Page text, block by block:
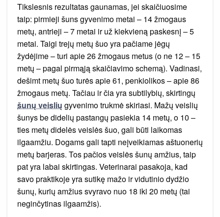
Tikslesnis rezultatas gaunamas, jei skaičiuosime
taip: pirmieji šuns gyvenimo metai – 14 žmogaus
metų, antrieji – 7 metai ir už kiekvieną paskesnį – 5
metai. Taigi trejų metų šuo yra pačiame jėgų
žydėjime – turi apie 26 žmogaus metus (o ne 12 – 15
metų – pagal pirmąją skaičiavimo schemą). Vadinasi,
dešimt metų šuo turės apie 61, penkiolikos – apie 86
žmogaus metų. Tačiau ir čia yra subtilybių, skirtingų
šunų veislių gyvenimo trukmė skiriasi. Mažų veislių
šunys be didelių pastangų pasiekia 14 metų, o 10 –
ties metų didelės veislės šuo, gali būti laikomas
ilgaamžiu. Dogams gali tapti neįveikiamas aštuonerių
metų barjeras. Tos pačios veislės šunų amžius, taip
pat yra labai skirtingas. Veterinarai pasakoja, kad
savo praktikoje yra sutikę mažo ir vidutinio dydžio
šunų, kurių amžius svyravo nuo 18 iki 20 metų (tai
neginčytinas ilgaamžis).